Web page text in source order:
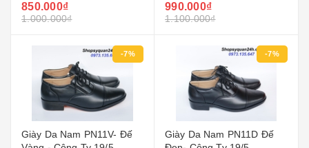
850.000₫
1.000.000₫
990.000₫
1.100.000₫
-7%
Giày Da Nam PN11V- Đế
-7%
Giày Da Nam PN11D Đế